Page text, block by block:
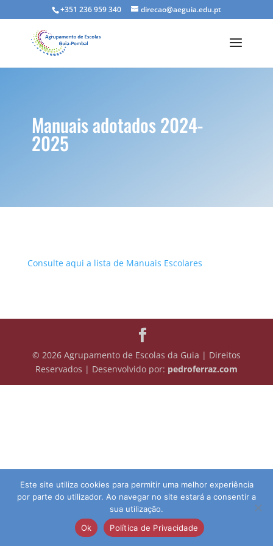
+351 236 959 340 direcao@aeguia.edu.pt
Manuais adotados 2024-
2025
Consulte aqui a lista de Manuais Escolares
© 2026 Agrupamento de Escolas da Guia | Direitos
Reservados | Desenvolvido por: pedroferraz.com
Este site utiliza cookies para permitir uma melhor experiência
por parte do utilizador. Ao navegar no site estará a consentir a
sua utilização.
Ok
Política de Privacidade